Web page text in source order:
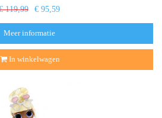
119,99 € 95,59
Meer informatie
In winkelwagen